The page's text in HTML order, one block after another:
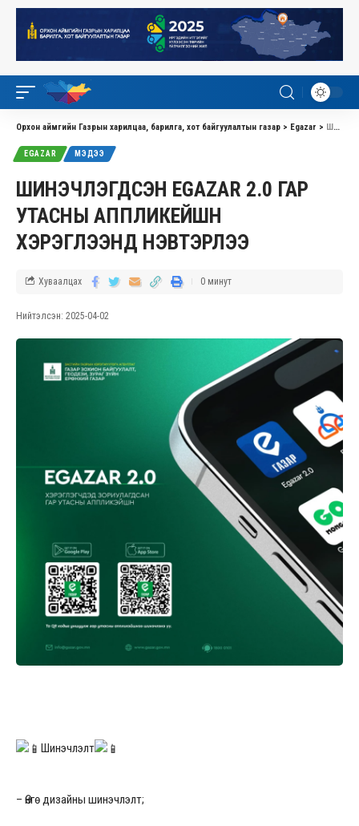
Орхон аймгийн Газрын харилцаа, барилга, хот байгуулалтын газар > Egazar > ШИНЭЧЛЭГДСЭН EGAZAR 2.0 ГАР УТАСНЫ АППЛИКЕЙШН ХЭРЭГЛЭЭНД НЭВТЭРЛЭЭ
EGAZAR МЭДЭЭ
ШИНЭЧЛЭГДСЭН EGAZAR 2.0 ГАР
УТАСНЫ АППЛИКЕЙШН
ХЭРЭГЛЭЭНД НЭВТЭРЛЭЭ
Нийтэлсэн: 2025-04-02
Хуваалцах 0 минут
Шинэчлэлт
– Өнгө дизайны шинэчлэлт;